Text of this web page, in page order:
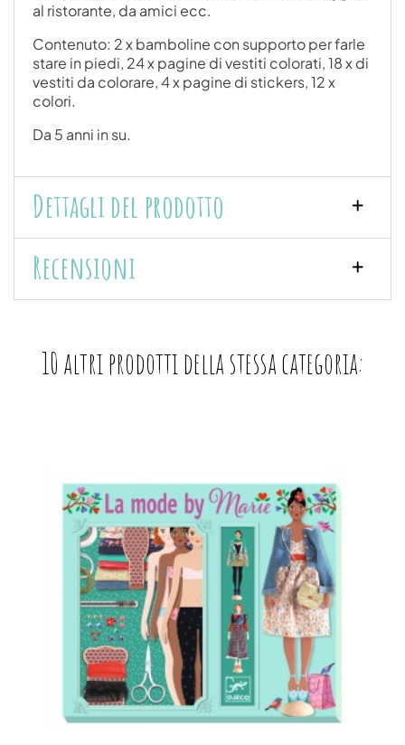
al ristorante, da amici ecc.
Contenuto: 2 x bamboline con supporto per farle
stare in piedi, 24 x pagine di vestiti colorati, 18 x di
vestiti da colorare, 4 x pagine di stickers, 12 x
colori.
Da 5 anni in su.
Dettagli del prodotto
Recensioni
10 altri prodotti della stessa categoria: